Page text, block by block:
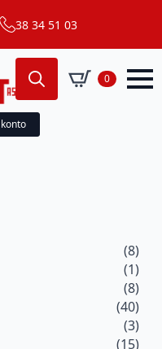
38 34 51 03
Search
for:
0
(8)
(1)
(8)
(40)
(3)
(15)